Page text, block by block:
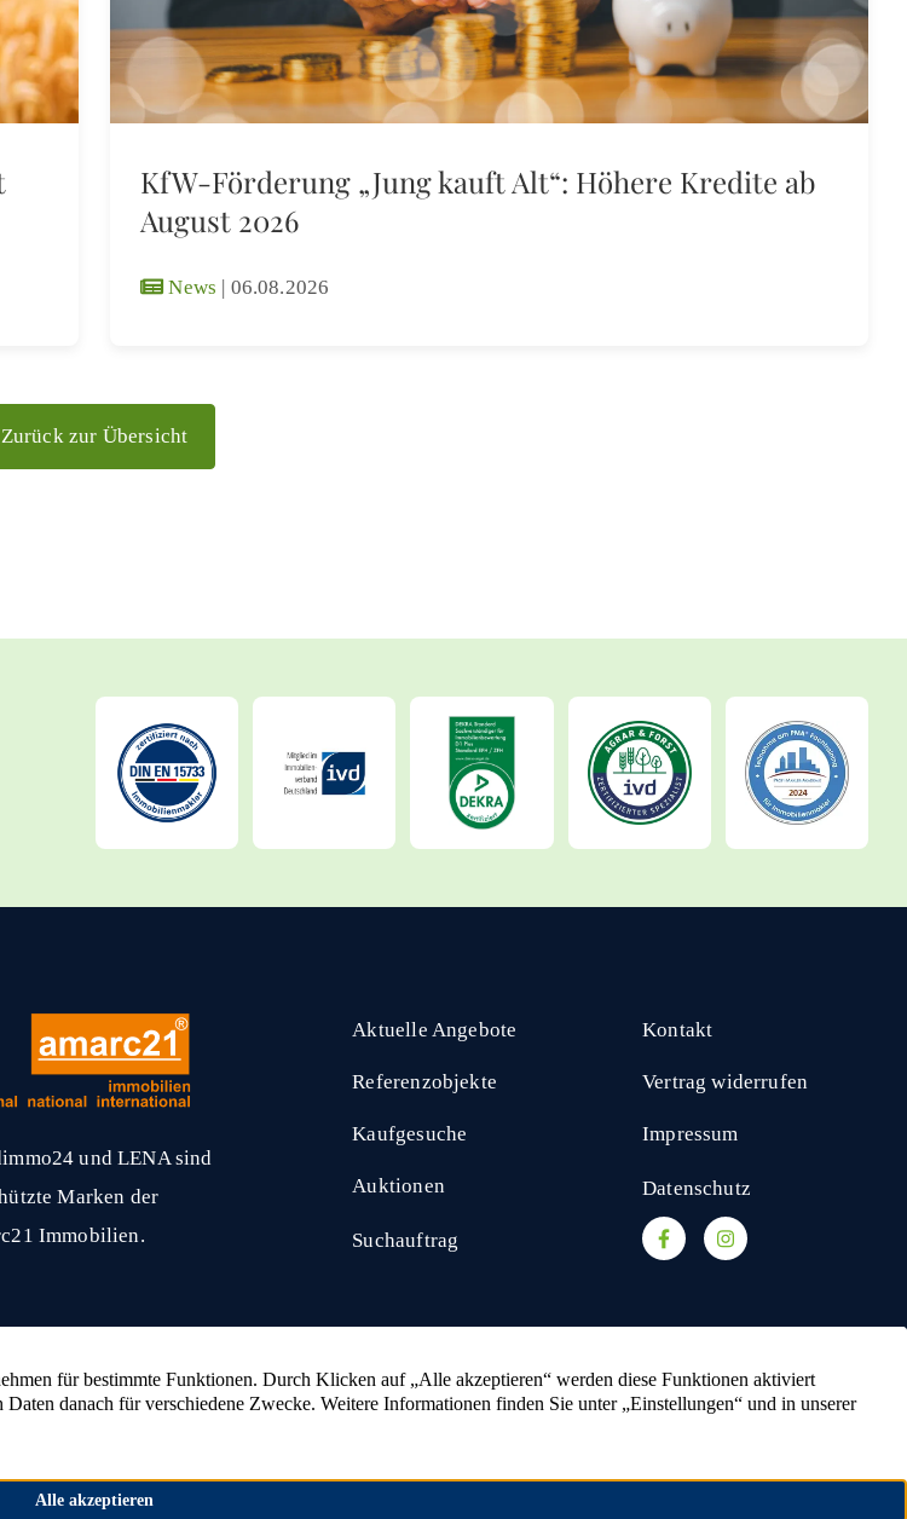
KfW-Förderung „Jung kauft Alt“: Höhere Kredite ab
August 2026
News 06.08.2026
Zurück zur Übersicht
und LENA sind
Marken der
Immobilien.
Aktuelle Angebote
Referenzobjekte
Kaufgesuche
Auktionen
Suchauftrag
Kontakt
Vertrag widerrufen
Impressum
Datenschutz
Immobilien hat 4,53
Sternen
Wald verkaufen